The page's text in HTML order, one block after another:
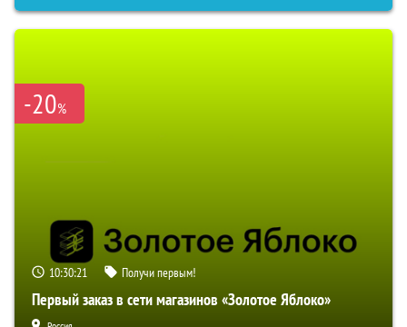
-20%
10:30:20 Получи первым!
Первый заказ в сети магазинов «Золотое Яблоко»